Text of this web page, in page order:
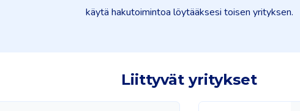
käytä hakutoimintoa löytääksesi toisen yrityksen.
Liittyvät yritykset